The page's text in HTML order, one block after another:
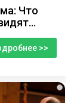
Что
>>
i